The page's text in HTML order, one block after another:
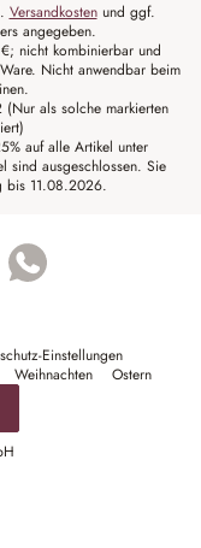
Versandkostenund ggf.
angegeben.
nicht kombinierbar und
Nicht anwendbar beim
(Nur als solche markierten
auf alle Artikel unter
sind ausgeschlossen. Sie
bis 11.08.2026.
Einstellungen
Weihnachten Ostern